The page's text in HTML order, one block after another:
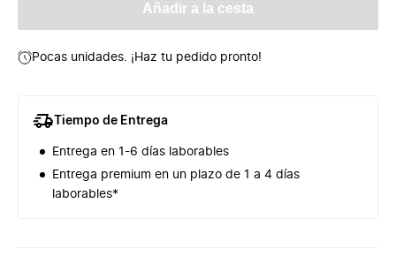
Añadir a la cesta
Pocas unidades. ¡Haz tu pedido pronto!
Tiempo de Entrega
Entrega en 1-6 días laborables
Entrega premium en un plazo de 1 a 4 días
laborables*